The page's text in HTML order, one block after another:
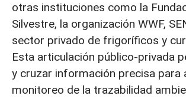
otras instituciones como la
Silvestre, la organización WWF,
sector privado de frigoríficos y
Esta articulación público-privada
y cruzar información precisa para
monitoreo de la trazabilidad